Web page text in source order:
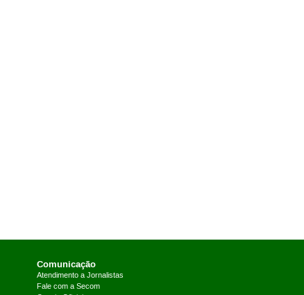
Comunicação
Atendimento a Jornalistas
Fale com a Secom